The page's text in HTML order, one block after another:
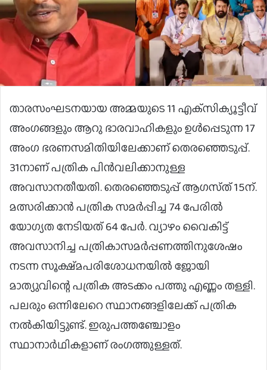
താരസംഘടനയായ അമ്മയുടെ 11 എക്‌സിക്യൂട്ടീവ്‌
അംഗങ്ങളും ആറു ഭാരവാഹികളും ഉൾപ്പെടുന്ന 17
അംഗ ഭരണസമിതിയിലേക്കാണ്‌ തെരഞ്ഞെടുപ്പ്‌.
31നാണ്‌ പത്രിക പിൻവലിക്കാനുള്ള
അവസാനതീയതി. തെരഞ്ഞെടുപ്പ്‌ ആഗസ്‌ത്‌ 15ന്‌.
മത്സരിക്കാൻ പത്രിക സമർപ്പിച്ച 74 പേരിൽ
യോഗ്യത നേടിയത് 64 പേർ. വ്യാഴം വൈകിട്ട്‌
അവസാനിച്ച പത്രികാസമർപ്പണത്തിനുശേഷം
നടന്ന സൂക്ഷ്‌മപരിശോധനയിൽ ജോയി
മാത്യുവിന്റെ പത്രിക അടക്കം പത്തു എണ്ണം തള്ളി.
പലരും ഒന്നിലേറെ സ്ഥാനങ്ങളിലേക്ക്‌ പത്രിക
നൽകിയിട്ടുണ്ട്‌. ഇരുപത്തഞ്ചോളം
സ്ഥാനാർഥികളാണ്‌ രംഗത്തുള്ളത്‌.